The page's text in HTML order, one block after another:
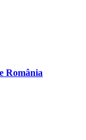
România